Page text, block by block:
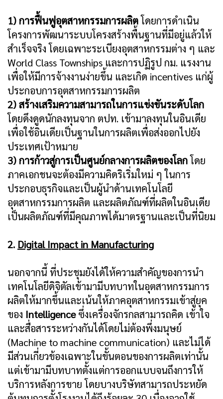
1) การฟื้นฟูอุตสาหกรรมการผลิตโดยการดำเนิน
โครงการพัฒนาระบบโครงสร้างพื้นฐานที่มีอยู่แล้วให้
สำเร็จจริง โดยเฉพาะระเบียงอุตสาหกรรมต่าง ๆ และ
World Class Townships และการปฏิรูป กม. แรงงาน
เพื่อให้มีการจ้างงานง่ายขึ้น และเกิด incentives แก่ผู้
ประกอบการอุตสาหกรรมการผลิต
2) สร้างเสริมความสามารถในการแข่งขันระดับโลก
โดยดึงดูดนักลงทุนจาก ตปท. เข้ามาลงทุนในอินเดีย
เพื่อใช้อินเดียเป็นฐานในการผลิตเพื่อส่งออกไปยัง
ประเทศเป้าหมาย
3) การก้าวสู่การเป็นศูนย์กลางการผลิตของโลกโดย
ภาคเอกชนจะต้องมีความคิดริเริ่มใหม่ ๆ ในการ
ประกอบธุรกิจและเป็นผู้นำด้านเทคโนโลยี
อุตสาหกรรมการผลิต และผลิตภัณฑ์ที่ผลิตในอินเดีย
เป็นผลิตภัณฑ์ที่มีคุณภาพได้มาตรฐานและเป็นที่นิยม
2. Digital Impact in Manufacturing
นอกจากนี้ ที่ประชุมยังได้ให้ความสำคัญของการนำ
เทคโนโลยีดิจิตัลเข้ามามีบทบาทในอุตสาหกรรมการ
ผลิตให้มากขึ้นและเน้นให้ภาคอุตสาหกรรมเข้าสู่ยุค
ของ Intelligenceซึ่งเครื่องจักรกลสามารถคิด เข้าใจ
และสื่อสารระหว่างกันได้โดยไม่ต้องพึ่งมนุษย์
(Machine to machine communication) และไม่ได้
มีส่วนเกี่ยวข้องเฉพาะในขั้นตอนของการผลิตเท่านั้น
แต่เข้ามามีบทบาทตั้งแต่การออกแบบจนถึงการให้
บริการหลังการขาย โดยบางบริษัทสามารถประหยัด